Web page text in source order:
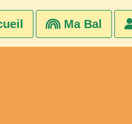
Ma Bal